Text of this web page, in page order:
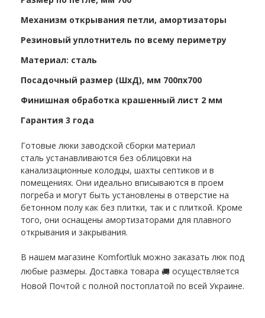
Механизм открывания петли, амортизаторы
Резиновый уплотнитель по всему периметру
Материал: сталь
Посадочный размер (ШхД), мм 700пx700
Финишная обработка крашенный лист 2 мм
Гарантия 3 года
Готовые люки заводской сборки материал
сталь устанавливаются без облицовки на
канализационные колодцы, шахты септиков и в
помещениях. Они идеально вписываются в проем
погреба и могут быть установлены в отверстие на
бетонном полу как без плитки, так и с плиткой. Кроме
того, они оснащены амортизаторами для плавного
открывания и закрывания.
В нашем магазине Komfortluk можно заказать люк под
любые размеры. Доставка товара 🚚 осуществляется
Новой Почтой с полной постоплатой по всей Украине.